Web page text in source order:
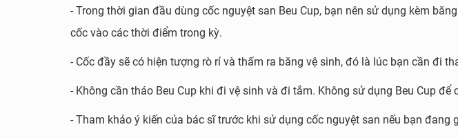
- Trong thời gian đầu dùng cốc nguyệt san Beu Cup, bạn nên sử dụng kèm
cốc vào các thời điểm trong kỳ.
- Cốc đầy sẽ có hiện tượng rò rỉ và thấm ra băng vệ sinh, đó là lúc bạn cần đi
- Không cần tháo Beu Cup khi đi vệ sinh và đi tắm. Không sử dụng Beu Cup để
- Tham khảo ý kiến của bác sĩ trước khi sử dụng cốc nguyệt san nếu bạn đang